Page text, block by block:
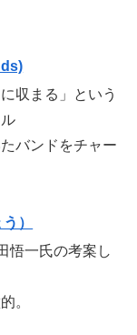
収まる」という
バンドをチャー
）
悟一氏の考案し
。